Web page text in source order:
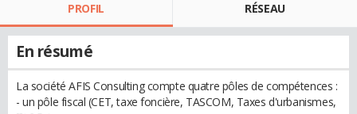
PROFIL RÉSEAU
En résumé
La société AFIS Consulting compte quatre pôles de compétences :
- un pôle fiscal (CET, taxe foncière, TASCOM, Taxes d'urbanismes,